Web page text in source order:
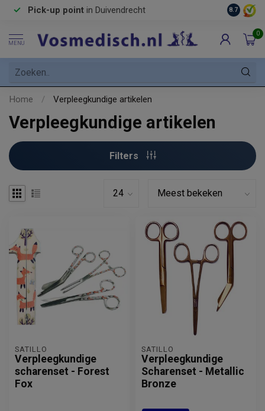
Pick-up point in Duivendrecht 8.7
MENU
0
Home / Verpleegkundige artikelen
Verpleegkundige artikelen
Filters
SATILLO
Verpleegkundige
scharenset - Forest
Fox
SATILLO
Verpleegkundige
Scharenset - Metallic
Bronze